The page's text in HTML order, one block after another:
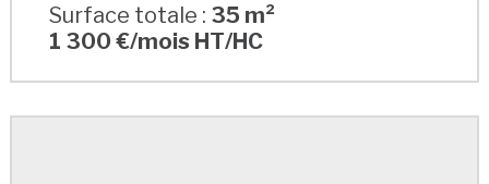
Surface totale : 35 m²
1 300 €/mois HT/HC